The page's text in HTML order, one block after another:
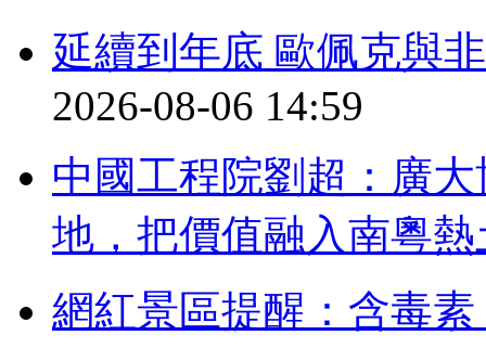
延續到年底 歐佩克與
2026-08-06 14:59
中國工程院劉超：廣
地，把價值融入南粵熱
網紅景區提醒：含毒